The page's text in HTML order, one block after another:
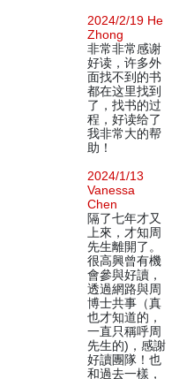
2024/2/19 He
Zhong
非常非常感谢
好读，许多外
面找不到的书
都在这里找到
了，找书的过
程，好读给了
我非常大的帮
助！
2024/1/13
Vanessa
Chen
隔了七年才又
上來，才知周
先生離開了。
很高興曾有機
會參與好讀，
透過網路與周
博士共事（真
也才知道的，
一直只稱呼周
先生的)，感謝
好讀團隊！也
和過去一樣，